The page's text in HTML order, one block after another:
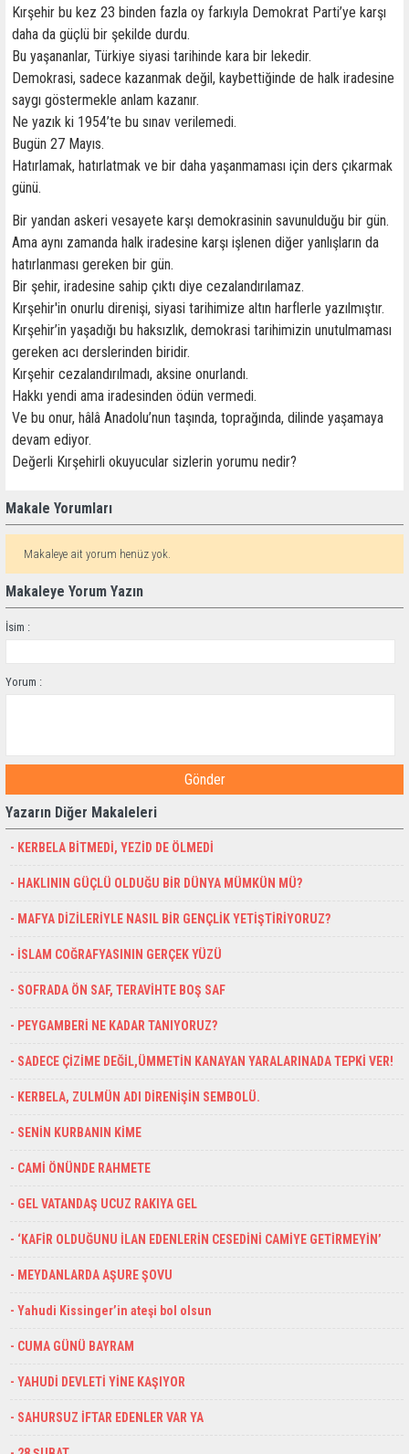
Kırşehir bu kez 23 binden fazla oy farkıyla Demokrat Parti’ye karşı
daha da güçlü bir şekilde durdu.
Bu yaşananlar, Türkiye siyasi tarihinde kara bir lekedir.
Demokrasi, sadece kazanmak değil, kaybettiğinde de halk iradesine
saygı göstermekle anlam kazanır.
Ne yazık ki 1954’te bu sınav verilemedi.
Bugün 27 Mayıs.
Hatırlamak, hatırlatmak ve bir daha yaşanmaması için ders çıkarmak
günü.
Bir yandan askeri vesayete karşı demokrasinin savunulduğu bir gün.
Ama aynı zamanda halk iradesine karşı işlenen diğer yanlışların da
hatırlanması gereken bir gün.
Bir şehir, iradesine sahip çıktı diye cezalandırılamaz.
Kırşehir'in onurlu direnişi, siyasi tarihimize altın harflerle yazılmıştır.
Kırşehir’in yaşadığı bu haksızlık, demokrasi tarihimizin unutulmaması
gereken acı derslerinden biridir.
Kırşehir cezalandırılmadı, aksine onurlandı.
Hakkı yendi ama iradesinden ödün vermedi.
Ve bu onur, hâlâ Anadolu’nun taşında, toprağında, dilinde yaşamaya
devam ediyor.
Değerli Kırşehirli okuyucular sizlerin yorumu nedir?
Makale Yorumları
Makaleye ait yorum henüz yok.
Makaleye Yorum Yazın
İsim :
Yorum :
Gönder
Yazarın Diğer Makaleleri
- KERBELA BİTMEDİ, YEZİD DE ÖLMEDİ
- HAKLININ GÜÇLÜ OLDUĞU BİR DÜNYA MÜMKÜN MÜ?
- MAFYA DİZİLERİYLE NASIL BİR GENÇLİK YETİŞTİRİYORUZ?
- İSLAM COĞRAFYASININ GERÇEK YÜZÜ
- SOFRADA ÖN SAF, TERAVİHTE BOŞ SAF
- PEYGAMBERİ NE KADAR TANIYORUZ?
- SADECE ÇİZİME DEĞİL,ÜMMETİN KANAYAN YARALARINADA TEPKİ VER!
- KERBELA, ZULMÜN ADI DİRENİŞİN SEMBOLÜ.
- SENİN KURBANIN KİME
- CAMİ ÖNÜNDE RAHMETE
- GEL VATANDAŞ UCUZ RAKIYA GEL
- ‘KAFİR OLDUĞUNU İLAN EDENLERİN CESEDİNİ CAMİYE GETİRMEYİN’
- MEYDANLARDA AŞURE ŞOVU
- Yahudi Kissinger’in ateşi bol olsun
- CUMA GÜNÜ BAYRAM
- YAHUDİ DEVLETİ YİNE KAŞIYOR
- SAHURSUZ İFTAR EDENLER VAR YA